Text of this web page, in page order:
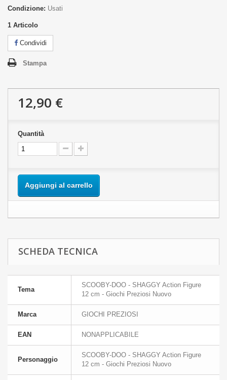
Condizione: Usati
1 Articolo
Condividi
Stampa
12,90 €
Quantità
Aggiungi al carrello
SCHEDA TECNICA
Tema
SCOOBY-DOO - SHAGGY Action Figure
12 cm - Giochi Preziosi Nuovo
Marca GIOCHI PREZIOSI
EAN NONAPPLICABILE
Personaggio
SCOOBY-DOO - SHAGGY Action Figure
12 cm - Giochi Preziosi Nuovo